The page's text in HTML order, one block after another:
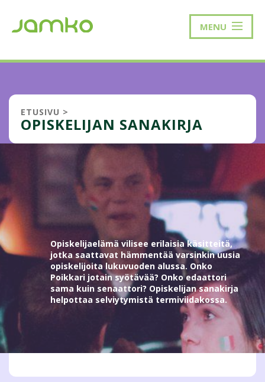
MENU
ETUSIVU >
OPISKELIJAN SANAKIRJA
Opiskelijaelämä vilisee erilaisia käsitteitä,
jotka saattavat hämmentää varsinkin uusia
opiskelijoita lukuvuoden alussa. Onko
Poikkari jotain syötävää? Onko edaattori
sama kuin senaattori? Opiskelijan sanakirja
helpottaa selviytymistä termiviidakossa.